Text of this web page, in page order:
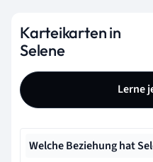
Karteikarten in
Selene
Lerne
Welche Beziehung hat